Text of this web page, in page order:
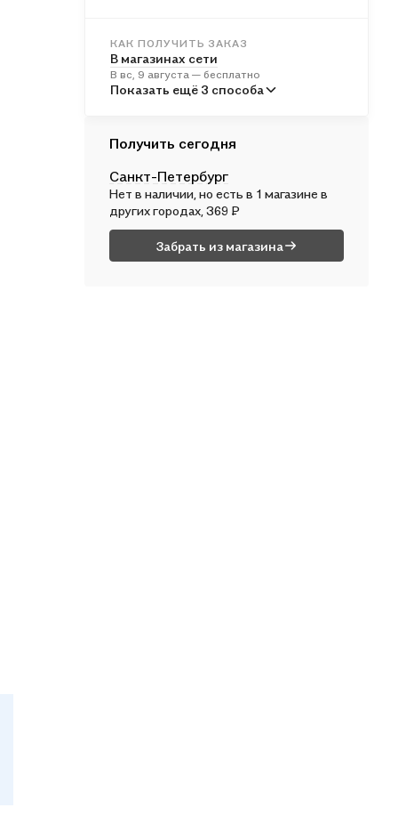
КАК ПОЛУЧИТЬ ЗАКАЗ
В магазинах сети
В вс, 9 августа — бесплатно
В пунктах выдачи
В пн, 10 августа — от 312 ₽
Почтой России
Во вт, 11 августа — от 500 ₽
Показать ещё 3 способа
Получить сегодня
Санкт-Петербург
Нет в наличии, но есть в 1 магазине в
других городах, 369 ₽
Забрать из магазина